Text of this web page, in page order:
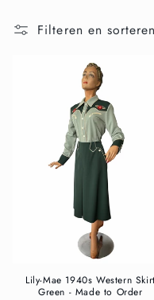
l
Filteren en sorteren
Lily-Mae 1940s Western Skirt
Green - Made to Order